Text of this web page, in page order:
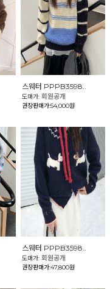
스웨터 PPPB3598..
도매가:회원공개
권장판매가:54,000원
스웨터 PPPB3598..
도매가:회원공개
권장판매가:47,800원